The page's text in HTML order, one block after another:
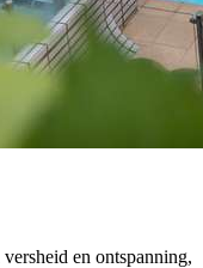
en ontspanning,